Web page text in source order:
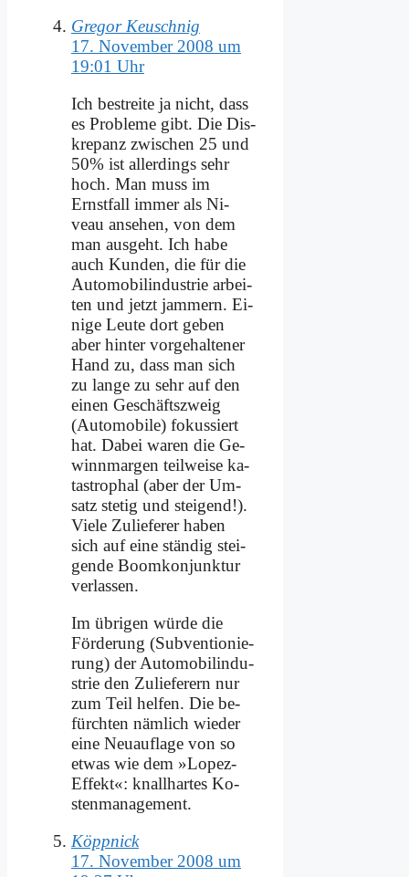
Gregor Keuschnig
17. November 2008 um
19:01 Uhr
Ich be­strei­te ja nicht, dass
es Pro­ble­me gibt. Die Dis­
kre­panz zwi­schen 25 und
50% ist al­ler­dings sehr
hoch. Man muss im
Ernst­fall im­mer als Ni­
veau an­se­hen, von dem
man aus­geht. Ich ha­be
auch Kun­den, die für die
Au­to­mo­bil­in­du­strie ar­bei­
ten und jetzt jam­mern. Ei­
ni­ge Leu­te dort ge­ben
aber hin­ter vor­ge­hal­te­ner
Hand zu, dass man sich
zu lan­ge zu sehr auf den
ei­nen Ge­schäfts­zweig
(Au­to­mo­bi­le) fo­kus­siert
hat. Da­bei wa­ren die Ge­
winn­mar­gen teil­wei­se ka­
ta­stro­phal (aber der Um­
satz ste­tig und stei­gend!).
Vie­le Zu­lie­fe­rer ha­ben
sich auf ei­ne stän­dig stei­
gen­de Boom­kon­junk­tur
ver­las­sen.
Im üb­ri­gen wür­de die
För­de­rung (Sub­ven­tio­nie­
rung) der Au­to­mo­bil­in­du­
strie den Zu­lie­fe­rern nur
zum Teil hel­fen. Die be­
fürch­ten näm­lich wie­der
ei­ne Neu­auf­la­ge von so
et­was wie dem »Lo­pez-
Ef­fekt«: knall­har­tes Ko­
sten­ma­nage­ment.
Köppnick
17. November 2008 um